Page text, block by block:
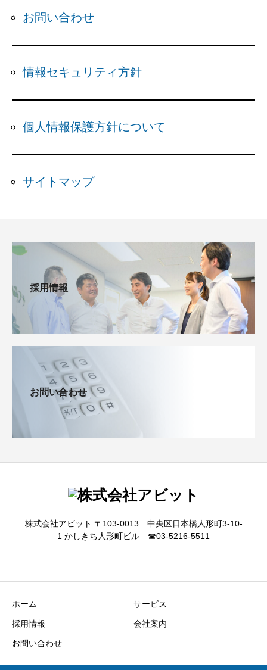
お問い合わせ
情報セキュリティ方針
個人情報保護方針について
サイトマップ
採用情報
お問い合わせ
株式会社アビット 〒103-0013 中央区日本橋人形町3-10-
1 かしきち人形町ビル ☎03-5216-5511
ホーム サービス
採用情報 会社案内
お問い合わせ